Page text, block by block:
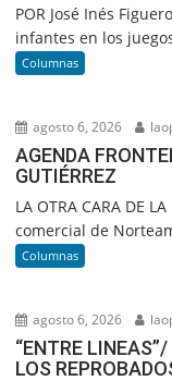
POR José Inés
infantes en los
Columnas
agosto 6, 2026
AGENDA
GUTIÉRREZ
LA OTRA CARA DE
comercial de
Columnas
agosto 6, 2026
“ENTRE
LOS